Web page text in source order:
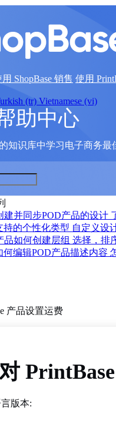
ShopBase 销售 使用
(tr) Vietnamese (vi)
助中心
知识库中学习电子商务最
建并同步POD产品的设计
持的个性化类型 自定义设
品如何创建层组 选择，排
何编辑POD产品描述内容
产品设置运费
版本: